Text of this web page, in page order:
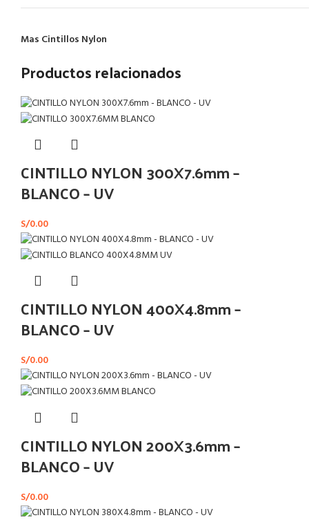
Mas Cintillos Nylon
Productos relacionados
CINTILLO NYLON 300X7.6mm –
BLANCO – UV
S/0.00
CINTILLO NYLON 400X4.8mm –
BLANCO – UV
S/0.00
CINTILLO NYLON 200X3.6mm –
BLANCO – UV
S/0.00